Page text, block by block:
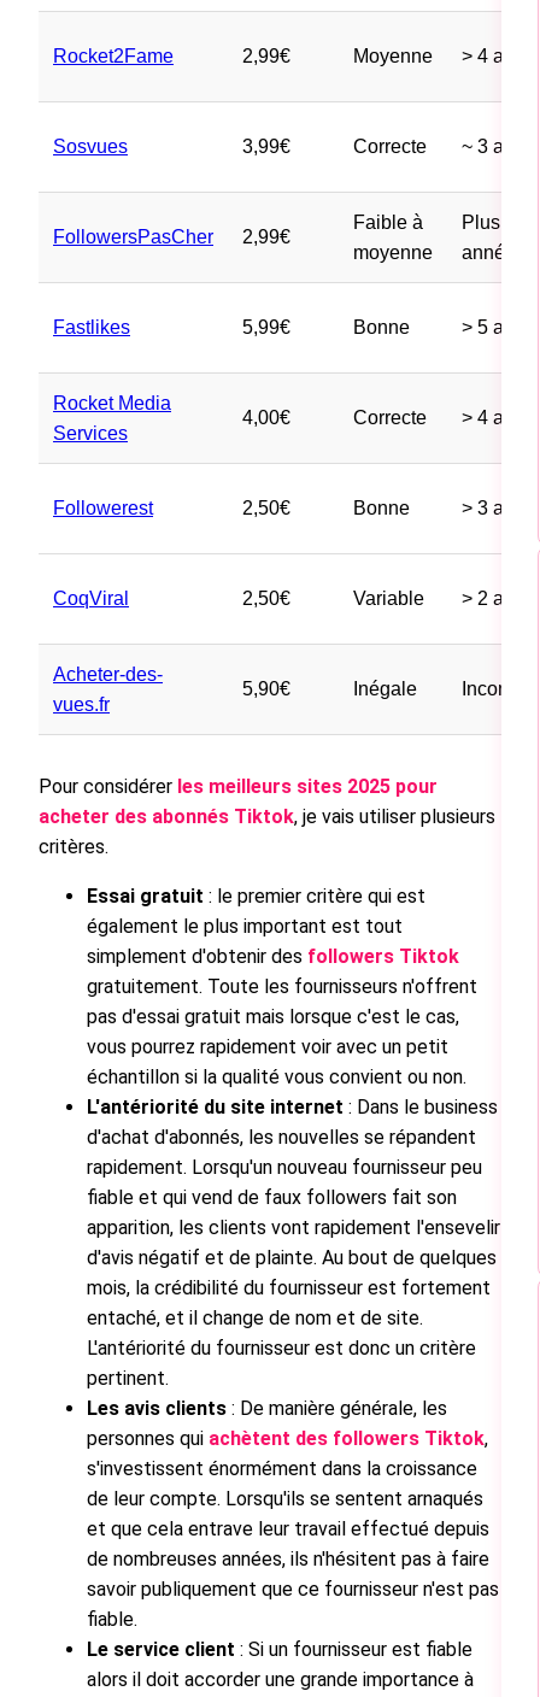
Rocket2Fame 2,99€ Moyenne > 4 ans
Sosvues 3,99€ Correcte ~ 3 ans
FollowersPasCher 2,99€
Faible à
moyenne
années
Fastlikes 5,99€ Bonne > 5 ans
Rocket Media
Services
4,00€ Correcte > 4 ans
Followerest 2,50€ Bonne > 3 ans
CoqViral 2,50€ Variable > 2 ans
Acheter-des-
vues.fr
5,90€ Inégale Inconnue
Pour considérer les meilleurs sites 2025 pour
acheter des abonnés Tiktok, je vais utiliser plusieurs
critères.
Essai gratuit : le premier critère qui est
également le plus important est tout
simplement d'obtenir des followers Tiktok
gratuitement. Toute les fournisseurs n'offrent
pas d'essai gratuit mais lorsque c'est le cas,
vous pourrez rapidement voir avec un petit
échantillon si la qualité vous convient ou non.
L'antériorité du site internet : Dans le business
d'achat d'abonnés, les nouvelles se répandent
rapidement. Lorsqu'un nouveau fournisseur peu
fiable et qui vend de faux followers fait son
apparition, les clients vont rapidement l'ensevelir
d'avis négatif et de plainte. Au bout de quelques
mois, la crédibilité du fournisseur est fortement
entaché, et il change de nom et de site.
L'antériorité du fournisseur est donc un critère
pertinent.
Les avis clients : De manière générale, les
personnes qui achètent des followers Tiktok,
s'investissent énormément dans la croissance
de leur compte. Lorsqu'ils se sentent arnaqués
et que cela entrave leur travail effectué depuis
de nombreuses années, ils n'hésitent pas à faire
savoir publiquement que ce fournisseur n'est pas
fiable.
Le service client : Si un fournisseur est fiable
alors il doit accorder une grande importance à